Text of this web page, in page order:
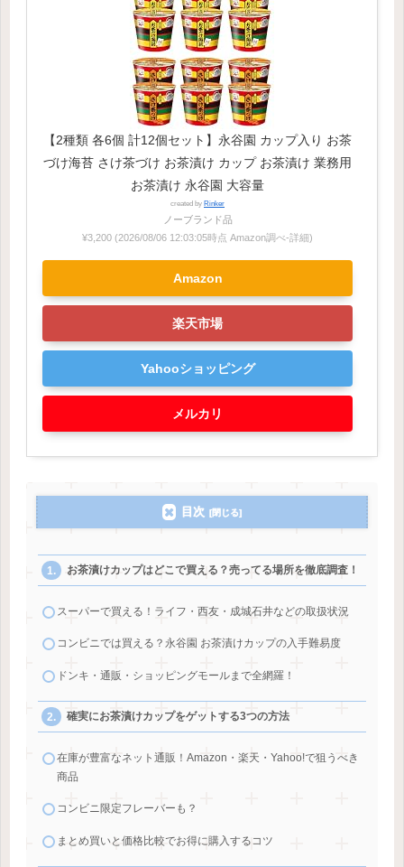
【2種類 各6個 計12個セット】永谷園 カップ入り お茶
づけ海苔 さけ茶づけ お茶漬け カップ お茶漬け 業務用
お茶漬け 永谷園 大容量
created by Rinker
ノーブランド品
¥3,200 (2026/08/06 12:03:05時点 Amazon調べ-詳細)
Amazon
楽天市場
Yahooショッピング
メルカリ
目次
お茶漬けカップはどこで買える？売ってる場所を徹底調査！
スーパーで買える！ライフ・西友・成城石井などの取扱状況
コンビニでは買える？永谷園 お茶漬けカップの入手難易度
ドンキ・通販・ショッピングモールまで全網羅！
確実にお茶漬けカップをゲットする3つの方法
在庫が豊富なネット通販！Amazon・楽天・Yahoo!で狙うべき
商品
コンビニ限定フレーバーも？
まとめ買いと価格比較でお得に購入するコツ